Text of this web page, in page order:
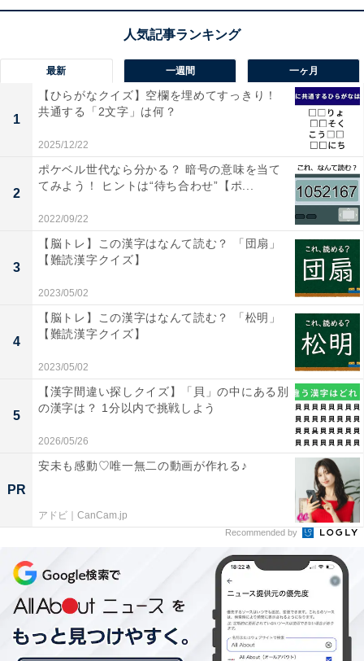
最新 一週間 一ヶ月
1
【ひらがなクイズ】空欄を埋めてすっきり！
共通する「2文字」は何？
2025/12/22
2
ポケベル世代なら分かる？ 暗号の意味を当て
てみよう！ ヒントは“待ち合わせ”【ポ...
2022/09/22
3
【脳トレ】この漢字はなんて読む？ 「団扇」
【難読漢字クイズ】
2023/05/02
4
【脳トレ】この漢字はなんて読む？ 「松明」
【難読漢字クイズ】
2023/05/02
5
【漢字間違い探しクイズ】「貝」の中にある別
の漢字は？ 1分以内で挑戦しよう
2026/05/26
PR
安未も感動♡唯一無二の動画が作れる♪
アドビ｜CanCam.jp
Recommended by